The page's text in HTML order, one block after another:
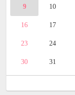
9 10
16 17
23 24
30 31